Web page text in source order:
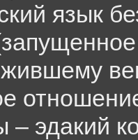
язык
– эдакий